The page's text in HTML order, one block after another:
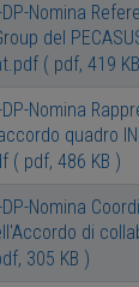
Nomina
del
( pdf, 419
Nomina
quadro
( pdf, 486 KB )
Nomina
di
305 KB )